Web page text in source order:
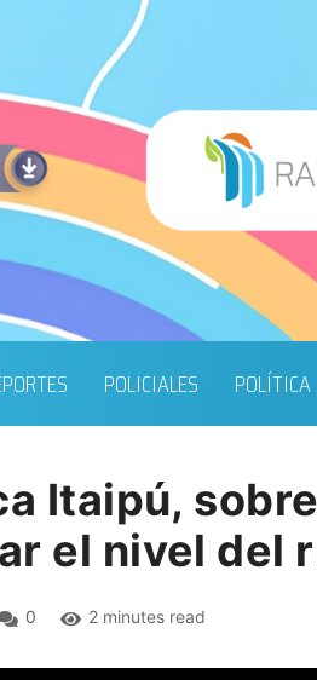
POLICIALES POLÍTICA
Itaipú,
el nivel del
0 2 minutes read